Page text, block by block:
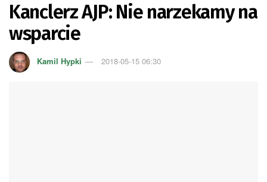
Kanclerz AJP: Nie narzekamy na
wsparcie
Kamil Hypki 2018-05-15 06:30